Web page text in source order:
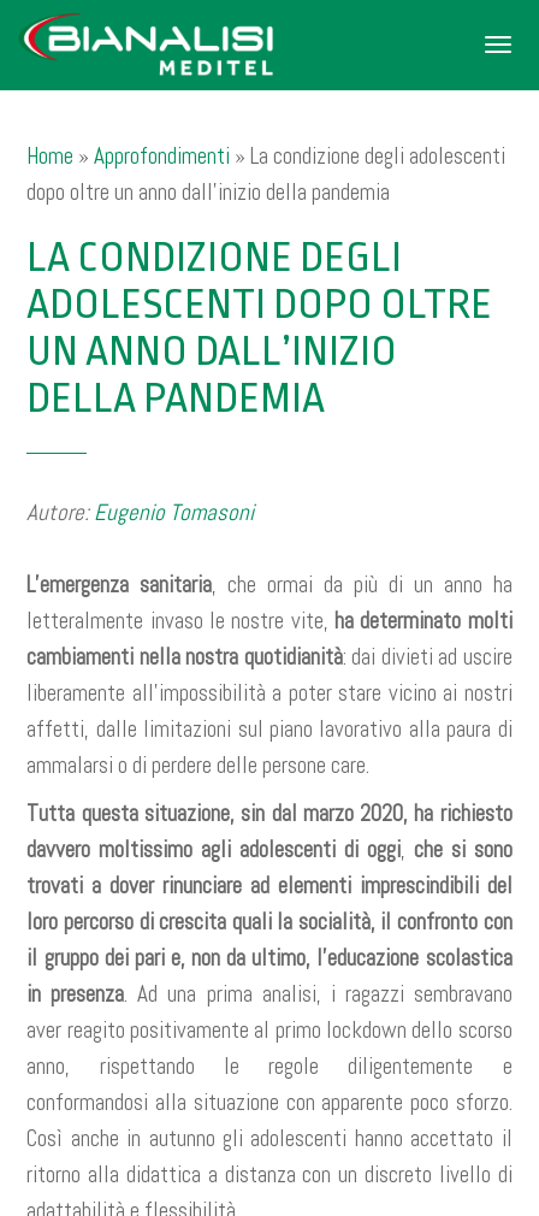
Menu
Home »Approfondimenti »La condizione degli adolescenti
dopo oltre un anno dall’inizio della pandemia
LA CONDIZIONE DEGLI
ADOLESCENTI DOPO OLTRE
UN ANNO DALL’INIZIO
DELLA PANDEMIA
Autore:Eugenio Tomasoni
L’emergenza sanitaria, che ormai da più di un anno ha
letteralmente invaso le nostre vite, ha determinato molti
cambiamenti nella nostra quotidianità: dai divieti ad uscire
liberamente all’impossibilità a poter stare vicino ai nostri
affetti, dalle limitazioni sul piano lavorativo alla paura di
ammalarsi o di perdere delle persone care.
Tutta questa situazione, sin dal marzo 2020, ha richiesto
davvero moltissimo agli adolescenti di oggi, che si sono
trovati a dover rinunciare ad elementi imprescindibili del
loro percorso di crescita quali la socialità, il confronto con
il gruppo dei pari e, non da ultimo, l’educazione scolastica
in presenza. Ad una prima analisi, i ragazzi sembravano
aver reagito positivamente al primo lockdown dello scorso
anno, rispettando le regole diligentemente e
conformandosi alla situazione con apparente poco sforzo.
Così anche in autunno gli adolescenti hanno accettato il
ritorno alla didattica a distanza con un discreto livello di